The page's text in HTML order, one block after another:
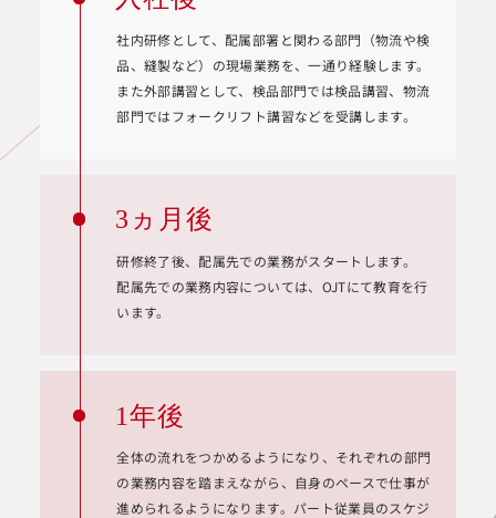
社内研修として、配属部署と関わる部門（物流や検
品、縫製など）の現場業務を、一通り経験します。
また外部講習として、検品部門では検品講習、物流
部門ではフォークリフト講習などを受講します。
3ヵ月後
研修終了後、配属先での業務がスタートします。
配属先での業務内容については、OJTにて教育を行
います。
1年後
全体の流れをつかめるようになり、それぞれの部門
の業務内容を踏まえながら、自身のペースで仕事が
進められるようになります。パート従業員のスケジ